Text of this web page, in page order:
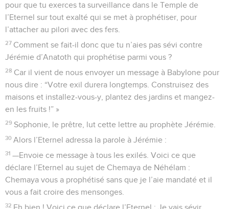
pour que tu exerces ta surveillance dans le Temple de
l’Eternel sur tout exalté qui se met à prophétiser, pour
l’attacher au pilori avec des fers.
27 Comment se fait-il donc que tu n’aies pas sévi contre
Jérémie d’Anatoth qui prophétise parmi vous ?
28 Car il vient de nous envoyer un message à Babylone pour
nous dire : “Votre exil durera longtemps. Construisez des
maisons et installez-vous-y, plantez des jardins et mangez-
en les fruits !” »
29 Sophonie, le prêtre, lut cette lettre au prophète Jérémie.
30 Alors l’Eternel adressa la parole à Jérémie :
31 —Envoie ce message à tous les exilés. Voici ce que
déclare l’Eternel au sujet de Chemaya de Néhélam :
Chemaya vous a prophétisé sans que je l’aie mandaté et il
vous a fait croire des mensonges.
32 Eh bien ! Voici ce que déclare l’Eternel : Je vais sévir